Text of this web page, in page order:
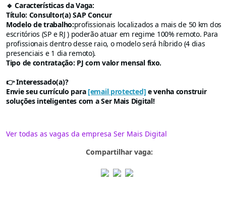
🔹 Características da Vaga:
Título: Consultor(a) SAP Concur
Modelo de trabalho:profissionais localizados a mais de 50 km dos
escritórios (SP e RJ ) poderão atuar em regime 100% remoto. Para
profissionais dentro desse raio, o modelo será híbrido (4 dias
presenciais e 1 dia remoto).
Tipo de contratação: PJ com valor mensal fixo.
👉 Interessado(a)?
Envie seu currículo para [email protected] e venha construir
soluções inteligentes com a Ser Mais Digital!
Ver todas as vagas da empresa Ser Mais Digital
Compartilhar vaga: